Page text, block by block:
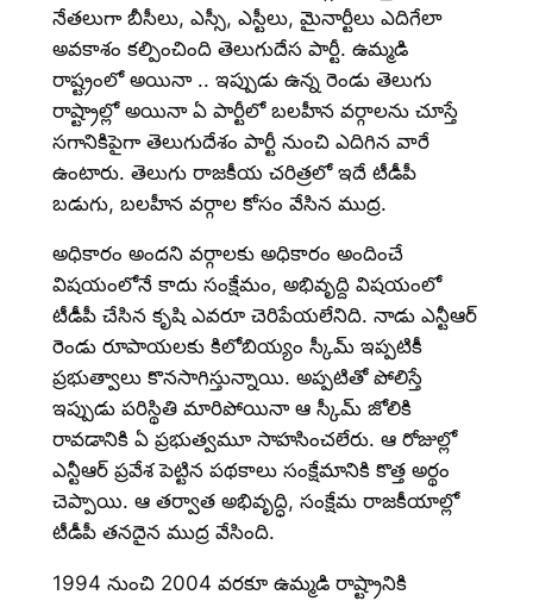
నేతలుగా బీసీలు, ఎస్సీ, ఎస్టీలు, మైనార్టీలు ఎదిగేలా
అవకాశం కల్పించింది తెలుగుదేస పార్టీ. ఉమ్మడి
రాష్ట్రంలో అయినా .. ఇప్పుడు ఉన్న రెండు తెలుగు
రాష్ట్రాల్లో అయినా ఏ పార్టీలో బలహీన వర్గాలను చూస్తే
సగానికిపైగా తెలుగుదేశం పార్టీ నుంచి ఎదిగిన వారే
ఉంటారు. తెలుగు రాజకీయ చరిత్రలో ఇదే టీడీపీ
బడుగు, బలహీన వర్గాల కోసం వేసిన ముద్ర.
అధికారం అందని వర్గాలకు అధికారం అందించే
విషయంలోనే కాదు సంక్షేమం, అభివృద్ది విషయంలో
టీడీపీ చేసిన కృషి ఎవరూ చెరిపేయలేనిది. నాడు ఎన్టీఆర్
రెండు రూపాయలకు కిలోబియ్యం స్కీమ్ ఇప్పటికీ
ప్రభుత్వాలు కొనసాగిస్తున్నాయి. అప్పటితో పోలిస్తే
ఇప్పుడు పరిస్థితి మారిపోయినా ఆ స్కీమ్ జోలికి
రావడానికి ఏ ప్రభుత్వమూ సాహసించలేరు. ఆ రోజుల్లో
ఎన్టీఆర్ ప్రవేశ పెట్టిన పథకాలు సంక్షేమానికి కొత్త అర్థం
చెప్పాయి. ఆ తర్వాత అభివృద్ధి, సంక్షేమ రాజకీయాల్లో
టీడీపీ తనదైన ముద్ర వేసింది.
1994 నుంచి 2004 వరకూ ఉమ్మడి రాష్ట్రానికి